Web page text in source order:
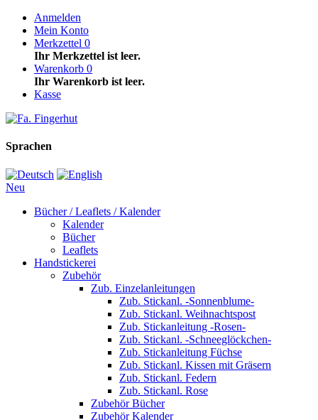
Anmelden
Mein Konto
Merkzettel 0
Ihr Merkzettel ist leer.
Warenkorb 0
Ihr Warenkorb ist leer.
Kasse
Sprachen
Neu
Bücher / Leaflets / Kalender
Kalender
Bücher
Leaflets
Handstickerei
Zubehör
Zub. Einzelanleitungen
Zub. Stickanl. -Sonnenblume-
Zub. Stickanl. Weihnachtspost
Zub. Stickanleitung -Rosen-
Zub. Stickanl. -Schneeglöckchen-
Zub. Stickanleitung Füchse
Zub. Stickanl. Kissen mit Gräsern
Zub. Stickanl. Federn
Zub. Stickanl. Rose
Zubehör Bücher
Zubehör Kalender